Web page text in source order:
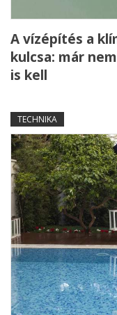
A vízépítés a
kulcsa: már
is kell
TECHNIKA